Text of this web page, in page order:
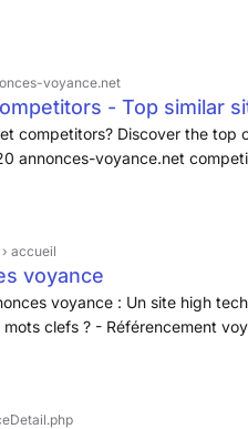
voyance.net
- Top similar
competitors? Discover the top
annonces-voyance.net
› accueil
voyance
voyance : Un site high
clefs ? - Référencement